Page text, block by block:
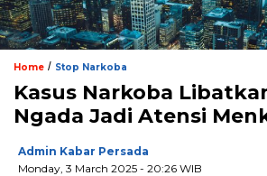
Home / Stop Narkoba
Kasus Narkoba
Ngada Jadi Atensi
Admin Kabar Persada
Monday, 3 March 2025 - 20:26 WIB